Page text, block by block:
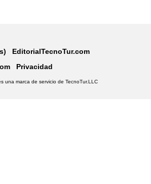
EditorialTecnoTur.com
Privacidad
una marca de servicio de TecnoTur.LLC